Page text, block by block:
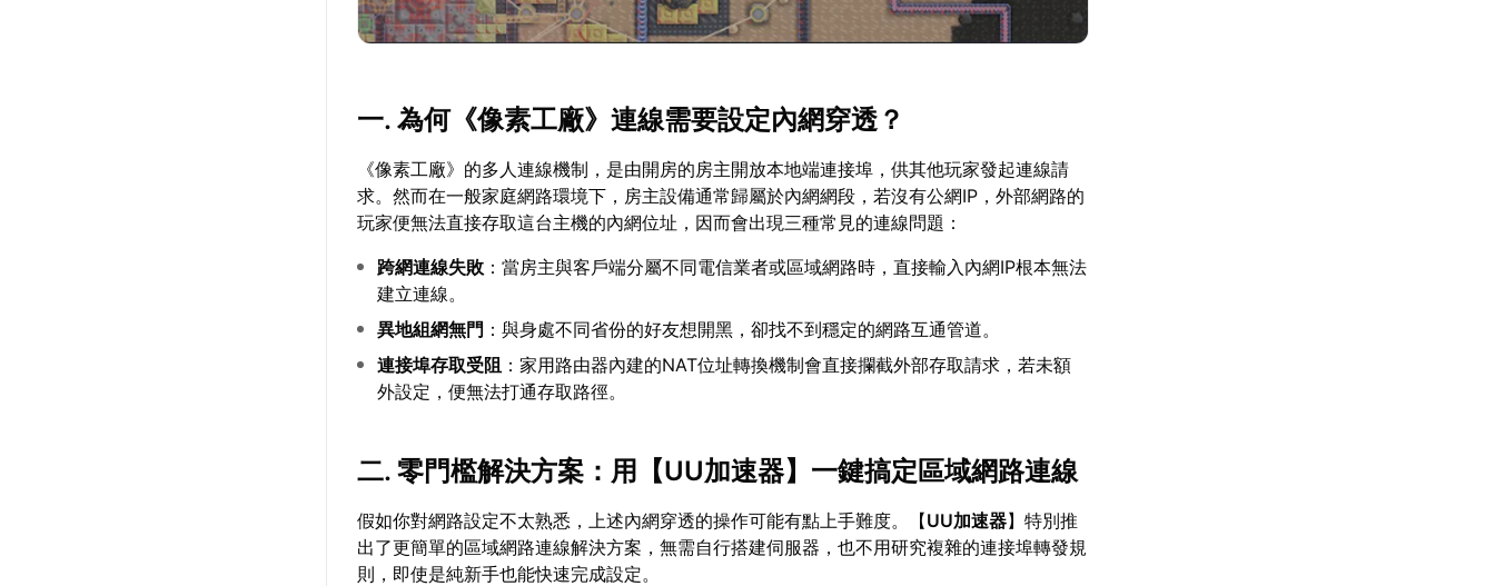
一. 為何《像素工廠》連線需要設定內網穿透？
《像素工廠》的多人連線機制，是由開房的房主開放本地端連接埠，供其他玩家發起連線請
求。然而在一般家庭網路環境下，房主設備通常歸屬於內網網段，若沒有公網IP，外部網路的
玩家便無法直接存取這台主機的內網位址，因而會出現三種常見的連線問題：
跨網連線失敗 ：當房主與客戶端分屬不同電信業者或區域網路時，直接輸入內網IP根本無法
建立連線。
異地組網無門 ：與身處不同省份的好友想開黑，卻找不到穩定的網路互通管道。
連接埠存取受阻 ：家用路由器內建的NAT位址轉換機制會直接攔截外部存取請求，若未額
外設定，便無法打通存取路徑。
二. 零門檻解決方案：用【UU加速器】一鍵搞定區域網路連線
假如你對網路設定不太熟悉，上述內網穿透的操作可能有點上手難度。【UU加速器】特別推
出了更簡單的區域網路連線解決方案，無需自行搭建伺服器，也不用研究複雜的連接埠轉發規
則，即使是純新手也能快速完成設定。